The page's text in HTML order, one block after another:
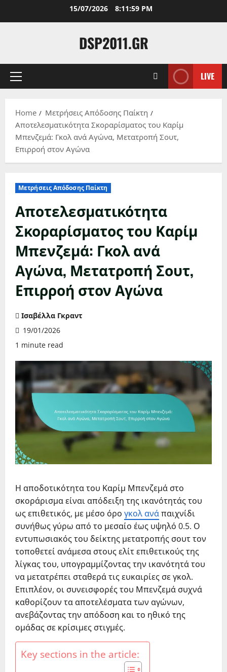
15/07/2026 8:12:00 PM
DSP2011.GR
Primary
LIVE
Home
Μετρήσεις Απόδοσης Παίκτη
Αποτελεσματικότητα Σκοραρίσματος του Καρίμ
Μπενζεμά: Γκολ ανά Αγώνα, Μετατροπή Σουτ,
Επιρροή στον Αγώνα
Μετρήσεις Απόδοσης Παίκτη
Αποτελεσματικότητα
Σκοραρίσματος του Καρίμ
Μπενζεμά: Γκολ ανά
Αγώνα, Μετατροπή Σουτ,
Επιρροή στον Αγώνα
Ισαβέλλα Γκραντ
19/01/2026
1 minute read
Η αποδοτικότητα του Καρίμ Μπενζεμά στο
σκοράρισμα είναι απόδειξη της ικανότητάς του
ως επιθετικός, με μέσο όρο γκολ ανάπαιχνίδι
συνήθως γύρω από το μεσαίο έως υψηλό 0.5. Ο
εντυπωσιακός του δείκτης μετατροπής σουτ τον
τοποθετεί ανάμεσα στους ελίτ επιθετικούς της
λίγκας του, υπογραμμίζοντας την ικανότητά του
να μετατρέπει σταθερά τις ευκαιρίες σε γκολ.
Επιπλέον, οι συνεισφορές του Μπενζεμά συχνά
καθορίζουν τα αποτελέσματα των αγώνων,
ανεβάζοντας την απόδοση και το ηθικό της
ομάδας σε κρίσιμες στιγμές.
Key sections in the article: